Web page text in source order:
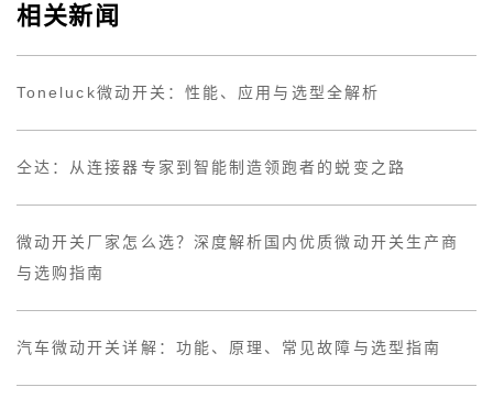
相关新闻
Toneluck微动开关：性能、应用与选型全解析
仝达：从连接器专家到智能制造领跑者的蜕变之路
微动开关厂家怎么选？深度解析国内优质微动开关生产商
与选购指南
汽车微动开关详解：功能、原理、常见故障与选型指南